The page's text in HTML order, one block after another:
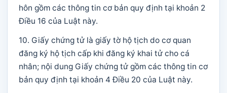
hôn gồm các thông tin cơ bản quy định tại khoản 2
Điều 16 của Luật này.
10. Giấy chứng tử là giấy tờ hộ tịch do cơ quan
đăng ký hộ tịch cấp khi đăng ký khai tử cho cá
nhân; nội dung Giấy chứng tử gồm các thông tin cơ
bản quy định tại khoản 4 Điều 20 của Luật này.